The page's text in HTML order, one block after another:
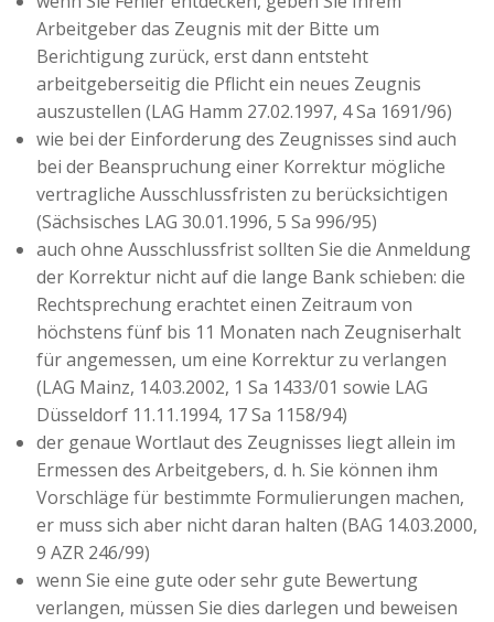
Arbeitgeber das Zeugnis mit der Bitte um
Berichtigung zurück, erst dann entsteht
arbeitgeberseitig die Pflicht ein neues Zeugnis
auszustellen (LAG Hamm 27.02.1997, 4 Sa 1691/96)
wie bei der Einforderung des Zeugnisses sind auch
bei der Beanspruchung einer Korrektur mögliche
vertragliche Ausschlussfristen zu berücksichtigen
(Sächsisches LAG 30.01.1996, 5 Sa 996/95)
auch ohne Ausschlussfrist sollten Sie die Anmeldung
der Korrektur nicht auf die lange Bank schieben: die
Rechtsprechung erachtet einen Zeitraum von
höchstens fünf bis 11 Monaten nach Zeugniserhalt
für angemessen, um eine Korrektur zu verlangen
(LAG Mainz, 14.03.2002, 1 Sa 1433/01 sowie LAG
Düsseldorf 11.11.1994, 17 Sa 1158/94)
der genaue Wortlaut des Zeugnisses liegt allein im
Ermessen des Arbeitgebers, d. h. Sie können ihm
Vorschläge für bestimmte Formulierungen machen,
er muss sich aber nicht daran halten (BAG 14.03.2000,
9 AZR 246/99)
wenn Sie eine gute oder sehr gute Bewertung
verlangen, müssen Sie dies darlegen und beweisen